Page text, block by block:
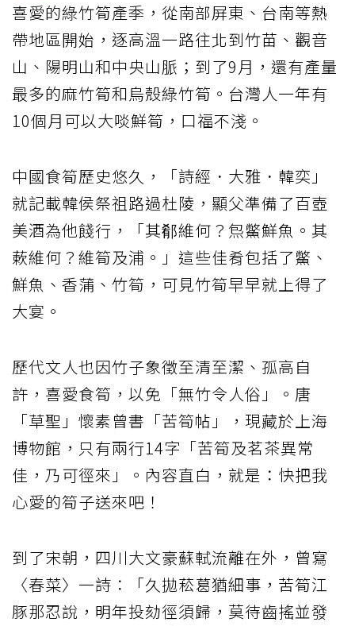
喜愛的綠竹筍產季，從南部屏東、台南等熱
帶地區開始，逐高溫一路往北到竹苗、觀音
山、陽明山和中央山脈；到了9月，還有產量
最多的麻竹筍和烏殼綠竹筍。台灣人一年有
10個月可以大啖鮮筍，口福不淺。
中國食筍歷史悠久，「詩經．大雅．韓奕」
就記載韓侯祭祖路過杜陵，顯父準備了百壺
美酒為他餞行，「其郩維何？炰鱉鮮魚。其
蔌維何？維筍及浦。」這些佳肴包括了鱉、
鮮魚、香蒲、竹筍，可見竹筍早早就上得了
大宴。
歷代文人也因竹子象徵至清至潔、孤高自
許，喜愛食筍，以免「無竹令人俗」。唐
「草聖」懷素曾書「苦筍帖」，現藏於上海
博物館，只有兩行14字「苦筍及茗茶異常
佳，乃可徑來」。內容直白，就是：快把我
心愛的筍子送來吧！
到了宋朝，四川大文豪蘇軾流離在外，曾寫
〈春菜〉一詩：「久拋菘葛猶細事，苦筍江
豚那忍說，明年投劾徑須歸，莫待齒搖並發